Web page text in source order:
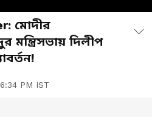
মোদীর
মন্ত্রিসভায় দিলীপ
PM IST